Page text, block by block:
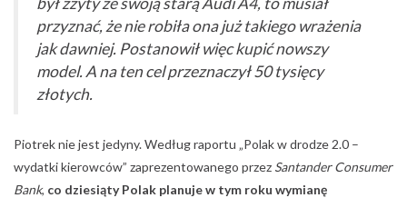
przyznać, że nie robiła ona już takiego wrażenia
jak dawniej. Postanowił więc kupić nowszy
model. A na ten cel przeznaczył 50 tysięcy
złotych.
Piotrek nie jest jedyny. Według raportu „Polak w drodze 2.0 –
wydatki kierowców” zaprezentowanego przez Santander Consumer
Bank, co dziesiąty Polak planuje w tym roku wymianę